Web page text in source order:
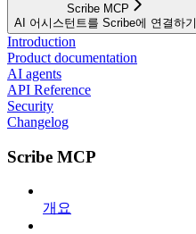
Scribe MCP
AI 어시스턴트를 Scribe에 연결하기
Introduction
Product documentation
AI agents
API Reference
Security
Changelog
Scribe MCP
개요